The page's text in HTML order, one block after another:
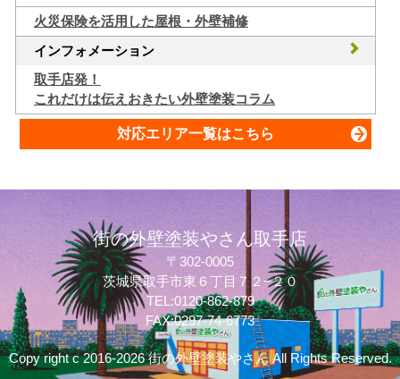
火災保険を活用した屋根・外壁補修
インフォメーション
取手店発！
これだけは伝えおきたい外壁塗装コラム
対応エリア一覧はこちら
質問してね！
街の外壁塗装やさん取手店
〒302-0005
茨城県取手市東６丁目７２−２０
TEL:0120-862-879
FAX:0297-74-6773
Copy right c 2016-2026 街の外壁塗装やさん All Rights Reserved.